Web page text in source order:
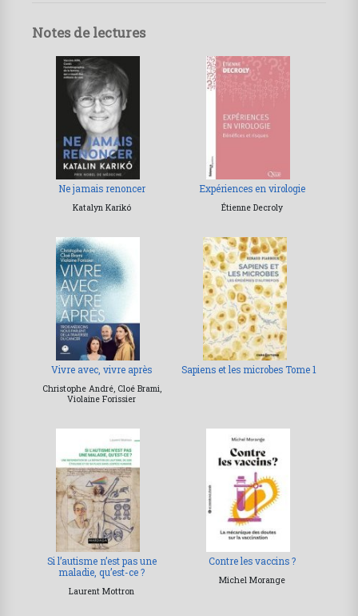
Notes de lectures
Ne jamais renoncer
Katalyn Karikó
Expériences en virologie
Étienne Decroly
Vivre avec, vivre après
Christophe André, Cloé Brami,
Violaine Forissier
Sapiens et les microbes Tome 1
Si l’autisme n’est pas une
maladie, qu’est-ce ?
Laurent Mottron
Contre les vaccins ?
Michel Morange